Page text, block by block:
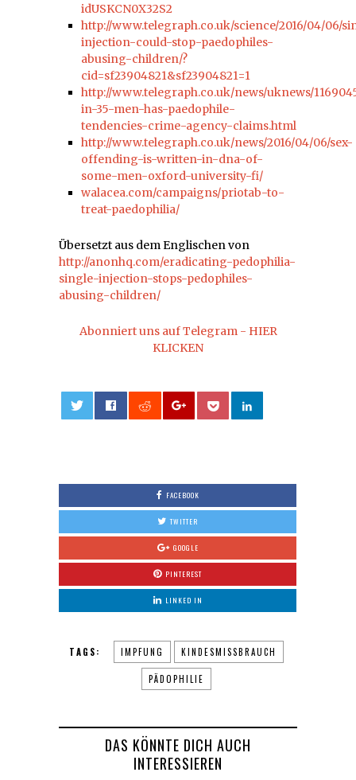
idUSKCN0X32S2
http://www.telegraph.co.uk/science/2016/04/06/
injection-could-stop-paedophiles-
abusing-children/?
cid=sf23904821&sf23904821=1
http://www.telegraph.co.uk/news/uknews/
in-35-men-has-paedophile-
tendencies-crime-agency-claims.html
http://www.telegraph.co.uk/news/2016/04/06/sex-
offending-is-written-in-dna-of-
some-men-oxford-university-fi/
walacea.com/campaigns/priotab-to-
treat-paedophilia/
Übersetzt aus dem Englischen von
http://anonhq.com/eradicating-pedophilia-
single-injection-stops-pedophiles-
abusing-children/
Abonniert uns auf Telegram - HIER
KLICKEN
FACEBOOK
TWITTER
GOOGLE
PINTEREST
LINKED IN
TAGS: IMPFUNG KINDESMISSBRAUCH
PÄDOPHILIE
DAS KÖNNTE DICH AUCH
INTERESSIEREN